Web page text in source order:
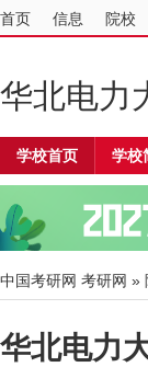
首页 信息 院校
华北电力
学校首页 学校
中国考研网 考研网 »
华北电力